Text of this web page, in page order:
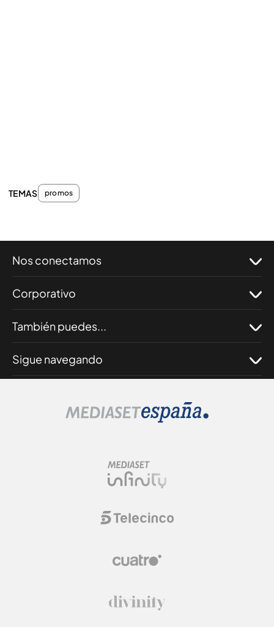
TEMAS promos
Nos conectamos
Corporativo
También puedes...
Sigue navegando